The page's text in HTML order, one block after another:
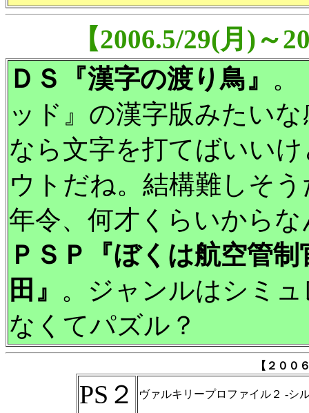
【2006.5/29(月)～
ＤＳ『漢字の渡り鳥』 。
ッド』の漢字版みたい
なら文字を打てばいい
ウトだね。結構難しそ
年令、何才くらいから
ＰＳＰ『ぼくは航空管
田』 。ジャンルはシミ
なくてパズル？
【２００
PS２ ヴァルキリープロファイル２ -シ